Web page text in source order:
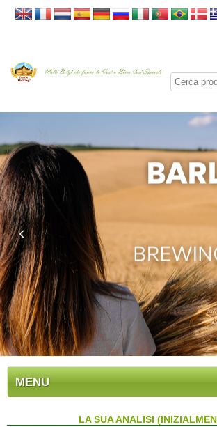
La
MENU
LA SUA ANALISI